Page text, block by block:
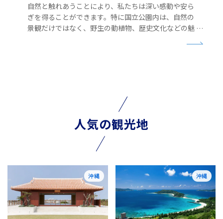
自然と触れあうことにより、私たちは深い感動や安ら
ぎを得ることができます。特に国立公園内は、自然の
景観だけではなく、野生の動植物、歴史文化などの魅
人気の観光地
沖縄 沖縄